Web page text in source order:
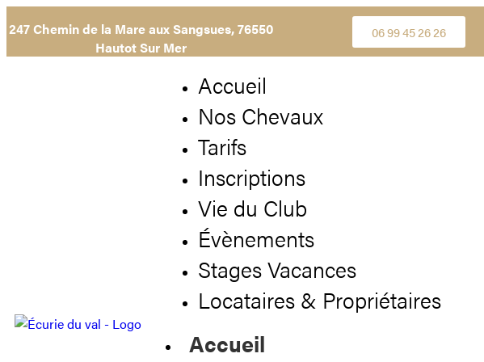
247 Chemin de la Mare aux Sangsues,76550
Hautot Sur Mer
06 99 45 26 26
Accueil
Nos Chevaux
Tarifs
Inscriptions
Vie du Club
Évènements
Stages Vacances
Locataires & Propriétaires
Accueil